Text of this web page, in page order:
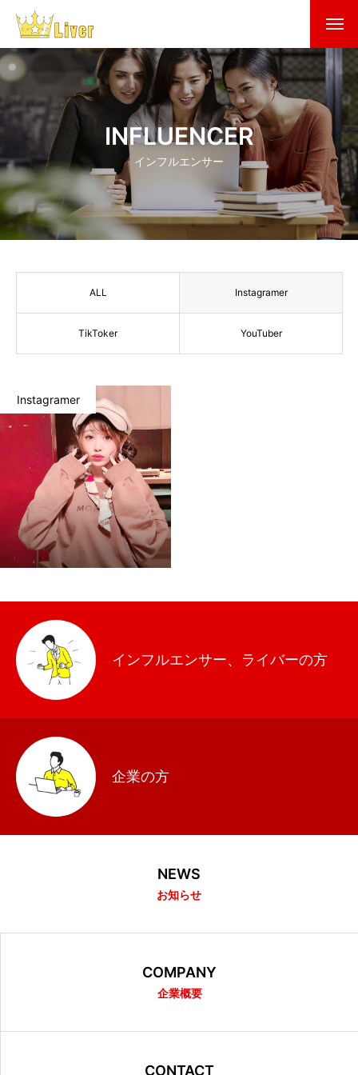
NEWS お知らせ
COMPANY
CONTACT
INFLUENCER
インフルエンサー
ALL Instagramer
TikToker YouTuber
Instagramer
インフルエンサー、ライバーの方
企業の方
NEWS
お知らせ
COMPANY
企業概要
CONTACT